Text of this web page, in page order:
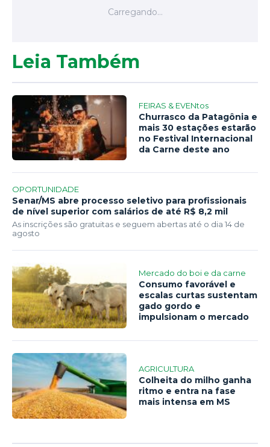
Leia Também
FEIRAS & EVENtos
Churrasco da Patagônia e
mais 30 estações estarão
no Festival Internacional
da Carne deste ano
OPORTUNIDADE
Senar/MS abre processo seletivo para profissionais
de nível superior com salários de até R$ 8,2 mil
As inscrições são gratuitas e seguem abertas até o dia 14 de
agosto
Mercado do boi e da carne
Consumo favorável e
escalas curtas sustentam
gado gordo e
impulsionam o mercado
AGRICULTURA
Colheita do milho ganha
ritmo e entra na fase
mais intensa em MS